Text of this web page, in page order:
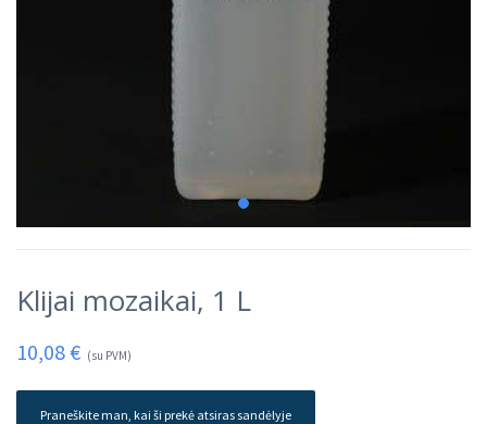
Klijai mozaikai, 1 L
10,08€ (su PVM)
Praneškite man, kai ši prekė atsiras sandėlyje